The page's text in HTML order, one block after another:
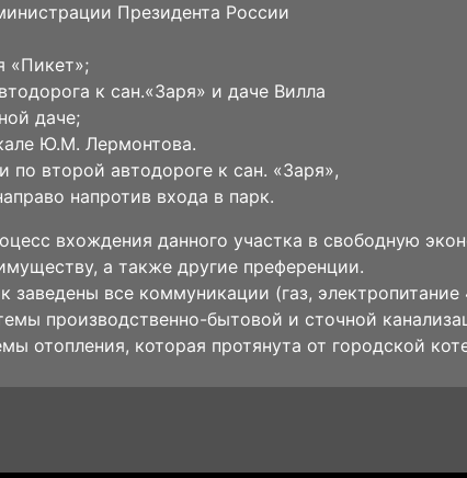
Президента России
«Пикет»;
к сан.«Заря» и даче Вилла
даче;
Ю.М. Лермонтова.
по второй автодороге к сан. «Заря»,
напротив входа в парк.
вхождения данного участка в свободную
а также другие преференции.
заведены все коммуникации (газ,
производственно-бытовой и сточной
отопления, которая протянута от городской